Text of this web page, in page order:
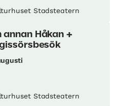
Stadsteatern
annan Håkan +
Stadsteatern